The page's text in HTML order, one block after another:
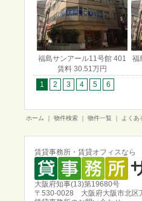
福島サンアール11号館 401
賃料 30.51万円
福
1
2 3 4 5 6
ホーム 物件検索 物件一覧 よくあ
賃貸事務所・賃貸オフィスなら
大阪府知事(13)第19680号
〒530-0028 大阪府大阪市北区